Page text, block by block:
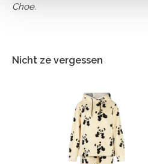
Choe.
Nicht ze vergessen